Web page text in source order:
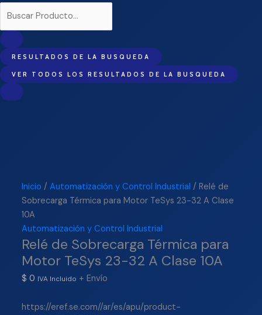
RESULTADOS DE LA BUSQUEDA
VER TODOS LOS RESULTADOS DE LA BUSQUEDA
Inicio /Automatización y Control Industrial / Relé de
Sobrecarga Térmica para Motor TeSys 23-32 A Clase
10A
Automatización y Control Industrial
Relé de Sobrecarga Térmica para
Motor TeSys 23-32 A Clase 10A
$ 0 IVA Incluido + Envío
https://eref.se.com//ar/es/apu/product-